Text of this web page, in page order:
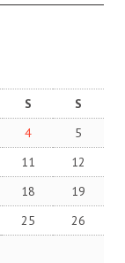
S
S
4
5
11
12
18
19
25
26